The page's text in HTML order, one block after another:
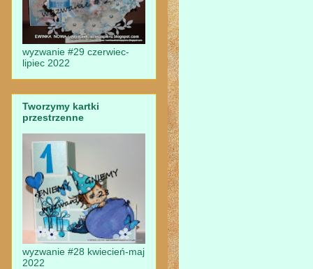
wyzwanie #29 czerwiec-
lipiec 2022
Tworzymy kartki
przestrzenne
wyzwanie #28 kwiecień-maj
2022